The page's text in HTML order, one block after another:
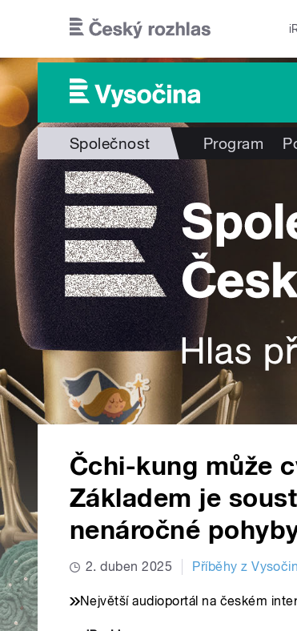
Společnost Program
Čchi-kung může
Základem je
nenáročné
2. duben 2025 Příběhy z
Největší audioportál na českém